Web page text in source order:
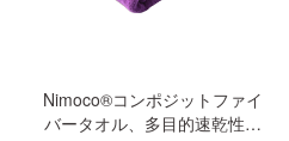
Nimoco®コンポジットファイ
バータオル、多目的速乾性旅